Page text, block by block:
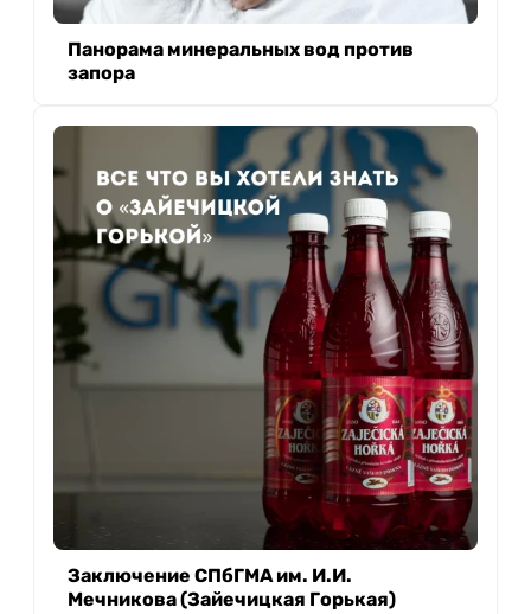
Панорама минеральных вод против
запора
Заключение СПбГМА им. И.И.
Мечникова (Зайечицкая Горькая)